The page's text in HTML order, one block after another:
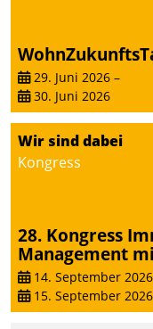
29. Juni 2026 –
30. Juni 2026
Wir sind dabei
Kongress
28. Kongress
Management
14. September 2026
15. September 2026